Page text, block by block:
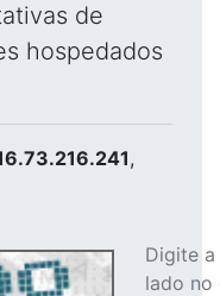
de
hospedados
,
Digite
lado no